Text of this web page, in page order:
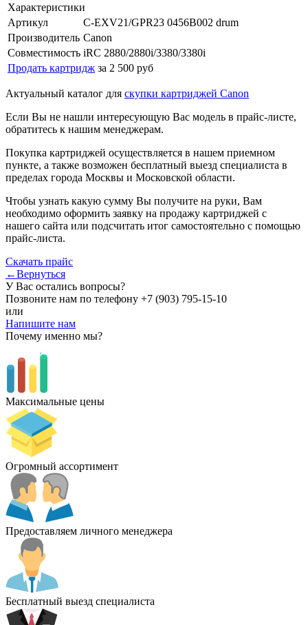
Характеристики
Артикул
C-EXV21/GPR23 0456B002 drum
Производитель Canon
Совместимость iRC 2880/2880i/3380/3380i
Продать картридж за 2 500 руб
Актуальный каталог для скупки картриджей Canon
Если Вы не нашли интересующую Вас модель в прайс-листе,
обратитесь к нашим менеджерам.
Покупка картриджей осуществляется в нашем приемном
пункте, а также возможен бесплатный выезд специалиста в
пределах города Москвы и Московской области.
Чтобы узнать какую сумму Вы получите на руки, Вам
необходимо оформить заявку на продажу картриджей с
нашего сайта или подсчитать итог самостоятельно с помощью
прайс-листа.
Скачать прайс
←Вернуться
У Вас остались вопросы?
Позвоните нам по телефону +7 (903) 795-15-10
или
Напишите нам
Почему именно мы?
Максимальные цены
Огромный ассортимент
Предоставляем личного менеджера
Бесплатный выезд специалиста